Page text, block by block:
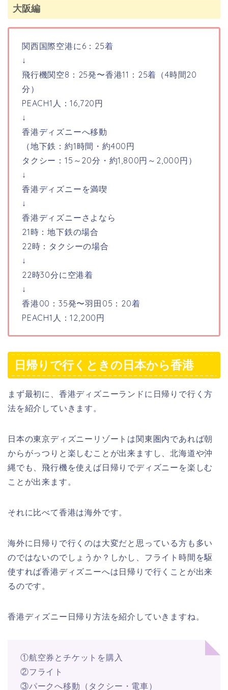
大阪編
関西国際空港に6：25着
↓
飛行機関空8：25発〜香港11：25着（4時間20
分 ）
PEACH1人：16,720円
↓
香港ディズニーへ移動
（地下鉄： 約1時間・約400円
タクシー： 15～20分・約1,800円～2,000円）
↓
香港ディズニーを満喫
↓
香港ディズニーさよなら
21時：地下鉄の場合
22時：タクシーの場合
↓
22時30分に空港着
↓
香港00：35発〜羽田 05：20着
PEACH1人：12,200円
日帰りで行くときの日本から香港
まず最初に、香港ディズニーランドに日帰りで行く方
法を紹介していきます。
日本の東京ディズニーリゾートは関東圏内であれば朝
からがっつりと楽しむことが出来ますし、北海道や沖
縄でも、飛行機を使えば日帰りでディズニーを楽しむ
ことが出来ます。
それに比べて香港は海外です。
海外に日帰りで行くのは大変だと思っている方も多い
のではないのでしょうか？しかし、フライト時間を駆
使すれば香港ディズニーへは日帰りで行くことが出来
るのです。
香港ディズニー日帰り方法を紹介していきますね。
①航空券とチケットを購入
②フライト
③パークへ移動（タクシー・電車）